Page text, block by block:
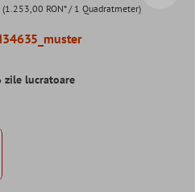
(1.253,00 RON* / 1 Quadratmeter)
zile lucratoare